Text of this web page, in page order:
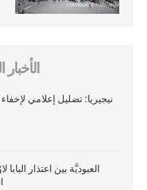
نيجيريا: تضليل إعلامي
العبوديَّة بين اعتذار